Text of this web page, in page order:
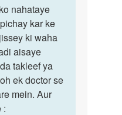
nahataye
kar ke
ki waha
aisaye
takleef ya
ek doctor se
mein. Aur
: